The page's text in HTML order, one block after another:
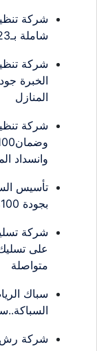
شركة
شاملة بـ23%خصم..اتصل بنا الـأن
المنازل
وانسداد
تأسيس
بجودة 100% و33%خصم فوري اتصل الـأن
متواصلة
سباك
السباكة..سباك 24